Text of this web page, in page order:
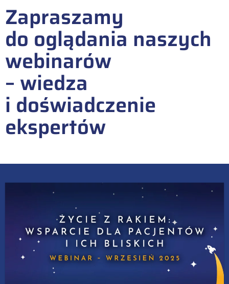
Zapraszamy
do oglądania naszych
webinarów
– wiedza
i doświadczenie
ekspertów